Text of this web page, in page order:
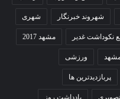
شهروند خبرنگار شهری
نکوداشت غدیر مشهد 2017
ورزشی
پربازدیدترین ها